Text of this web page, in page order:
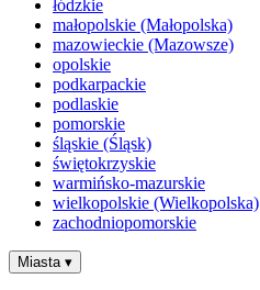
łódzkie
małopolskie (Małopolska)
mazowieckie (Mazowsze)
opolskie
podkarpackie
podlaskie
pomorskie
śląskie (Śląsk)
świętokrzyskie
warmińsko-mazurskie
wielkopolskie (Wielkopolska)
zachodniopomorskie
Miasta ▾